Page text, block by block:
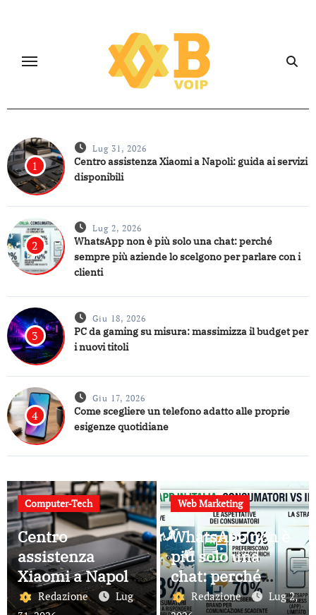
1
Lug 31, 2026
Centro assistenza Xiaomi a Napoli: guida ai servizi
disponibili
2
Lug 2, 2026
WhatsApp non è più solo una chat: perché
sempre più aziende lo scelgono per parlare con i
clienti
3
Giu 18, 2026
PC da gaming su misura: massimizza il budget per
i nuovi titoli
4
Giu 17, 2026
Come scegliere un telefono adatto alle proprie
esigenze quotidiane
Computer-Tech
Centro
assistenza
Xiaomi a Napoli:
guida ai servizi
Redazione
Lug
Web Marketing
WhatsApp non è
più solo una
chat: perché
sempre più
Redazione
Lug 2,